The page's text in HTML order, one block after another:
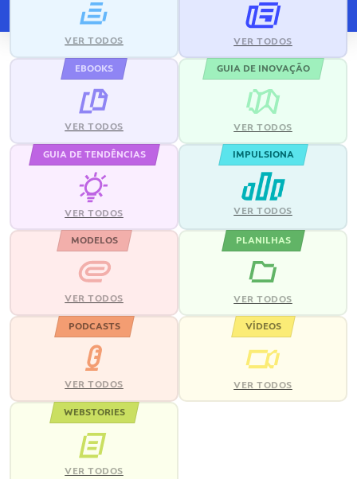
VER TODOS VER TODOS
EBOOKS
VER TODOS
GUIA DE INOVAÇÃO
VER TODOS
GUIA DE TENDÊNCIAS
VER TODOS
IMPULSIONA
VER TODOS
MODELOS
VER TODOS
PLANILHAS
VER TODOS
PODCASTS
VER TODOS
VÍDEOS
VER TODOS
WEBSTORIES
VER TODOS